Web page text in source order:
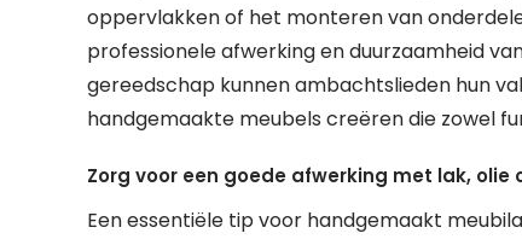
oppervlakken of het monteren van
professionele afwerking en duurzaamheid
gereedschap kunnen ambachtslieden hun
handgemaakte meubels creëren die zowel
Zorg voor een goede afwerking met lak, olie
Een essentiële tip voor handgemaakt